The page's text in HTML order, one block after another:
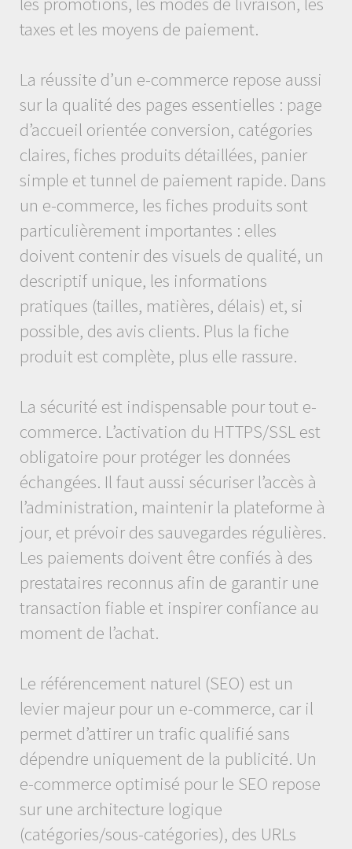
taxes et les moyens de paiement.
La réussite d’un e-commerce repose aussi
sur la qualité des pages essentielles : page
d’accueil orientée conversion, catégories
claires, fiches produits détaillées, panier
simple et tunnel de paiement rapide. Dans
un e-commerce, les fiches produits sont
particulièrement importantes : elles
doivent contenir des visuels de qualité, un
descriptif unique, les informations
pratiques (tailles, matières, délais) et, si
possible, des avis clients. Plus la fiche
produit est complète, plus elle rassure.
La sécurité est indispensable pour tout e-
commerce. L’activation du HTTPS/SSL est
obligatoire pour protéger les données
échangées. Il faut aussi sécuriser l’accès à
l’administration, maintenir la plateforme à
jour, et prévoir des sauvegardes régulières.
Les paiements doivent être confiés à des
prestataires reconnus afin de garantir une
transaction fiable et inspirer confiance au
moment de l’achat.
Le référencement naturel (SEO) est un
levier majeur pour un e-commerce, car il
permet d’attirer un trafic qualifié sans
dépendre uniquement de la publicité. Un
e-commerce optimisé pour le SEO repose
sur une architecture logique
(catégories/sous-catégories), des URLs